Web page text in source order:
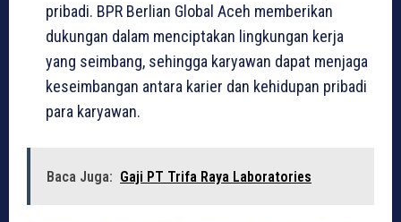
pribadi. BPR Berlian Global Aceh memberikan
dukungan dalam menciptakan lingkungan kerja
yang seimbang, sehingga karyawan dapat menjaga
keseimbangan antara karier dan kehidupan pribadi
para karyawan.
Baca Juga: Gaji PT Trifa Raya Laboratories